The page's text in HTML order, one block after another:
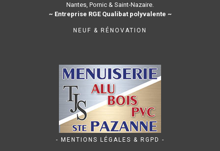
Nantes, Pornic & Saint-Nazaire.
~ Entreprise RGE Qualibat polyvalente ~
NEUF & RÉNOVATION
- MENTIONS LÉGALES & RGPD -